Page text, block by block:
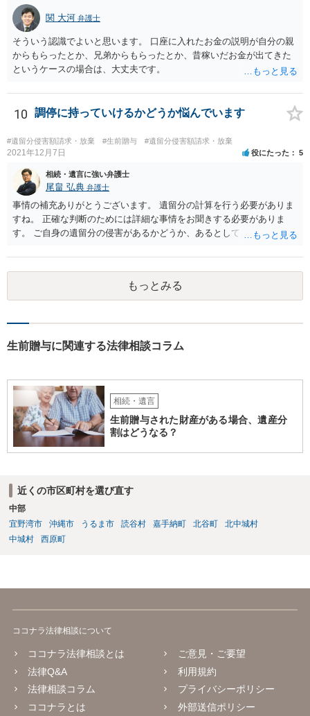
関 大河 弁護士
そういう認識でよいと思います。 口座に入れたお金の説明が自分の親
からもらったとか、兄弟からもらったとか、昔稼いだお金が出てきた
というケースの場合は、大丈夫です。
10 調停に持っていけるかどうか悩んでいます
#遺留分侵害額請求・放棄 #生前贈与 #遺留分侵害額請求・放棄
2021年12月7日 役にたった 5
相続・遺言に強い弁護士
尾畠 弘典 弁護士
事情の補充ありがとうございます。 遺留分の計算を行う必要がありま
すね。 正確な判断のためには詳細な事情をお聞きする必要がありま
す。 ご自身の遺留分の侵害があるかどうか、あるとしてどの程度の金
相談されるのが良いと思います。
もっとみる
生前贈与に関連する法律相談コラム
相続・遺言
生前贈与された財産がある場合、遺産分
割はどうなる？
近くの市区町村を選び直す
中部
宜野湾市
沖縄市 うるま市 読谷村 嘉手納町 北谷町
北中城村
中城村
西原町
ココナラ法律相談について
ココナラ法律相談とは
法律Q&A
法律相談コラム
ココナラとは
ご意見・ご要望
利用規約
プライバシーポリシー
外部送信ポリシー